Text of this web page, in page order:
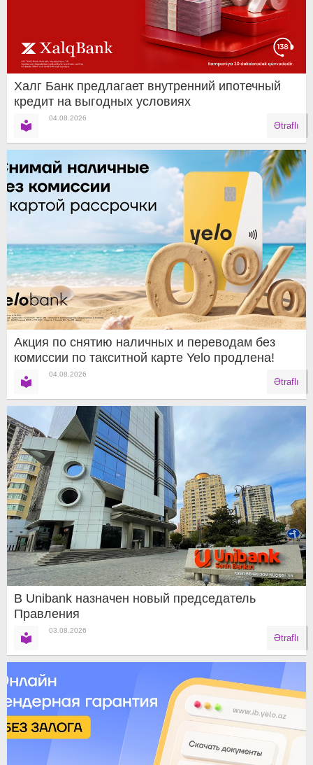
Халг Банк предлагает внутренний ипотечный
кредит на выгодных условиях
04.08.2026
Ətraflı
Акция по снятию наличных и переводам без
комиссии по такситной карте Yelo продлена!
04.08.2026
Ətraflı
В Unibank назначен новый председатель
Правления
03.08.2026
Ətraflı